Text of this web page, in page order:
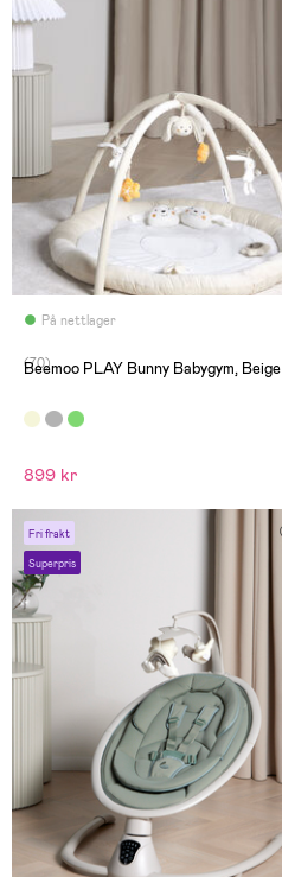
På nettlager
(70)
Beemoo PLAY Bunny Babygym, Beige
899 kr
Fri frakt
Superpris